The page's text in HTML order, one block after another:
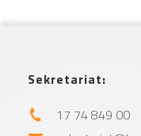
Sekretariat:
17 74 849 00